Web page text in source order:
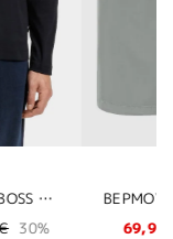
34,97€ 49,95€